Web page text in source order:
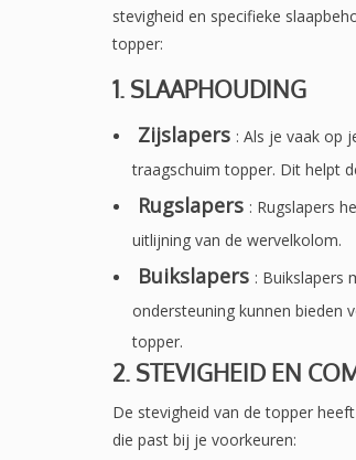
stevigheid en specifieke
topper:
1. SLAAPHOUDING
Zijslapers : Als je vaak op
traagschuim topper. Dit helpt
Rugslapers : Rugslapers
uitlijning van de wervelkolom.
Buikslapers : Buikslapers
ondersteuning kunnen bieden
topper.
2. STEVIGHEID EN
De stevigheid van de topper
die past bij je voorkeuren: